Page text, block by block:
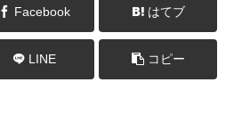
Facebook はてブ
LINE コピー